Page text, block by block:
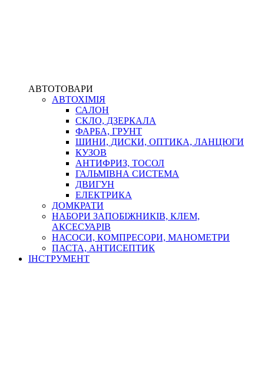
АВТОТОВАРИ
АВТОХІМІЯ
САЛОН
СКЛО, ДЗЕРКАЛА
ФАРБА, ГРУНТ
ШИНИ, ДИСКИ, ОПТИКА, ЛАНЦЮГИ
КУЗОВ
АНТИФРИЗ, ТОСОЛ
ГАЛЬМІВНА СИСТЕМА
ДВИГУН
ЕЛЕКТРИКА
ДОМКРАТИ
НАБОРИ ЗАПОБІЖНИКІВ, КЛЕМ,
АКСЕСУАРІВ
НАСОСИ, КОМПРЕСОРИ, МАНОМЕТРИ
ПАСТА, АНТИСЕПТИК
ІНСТРУМЕНТ